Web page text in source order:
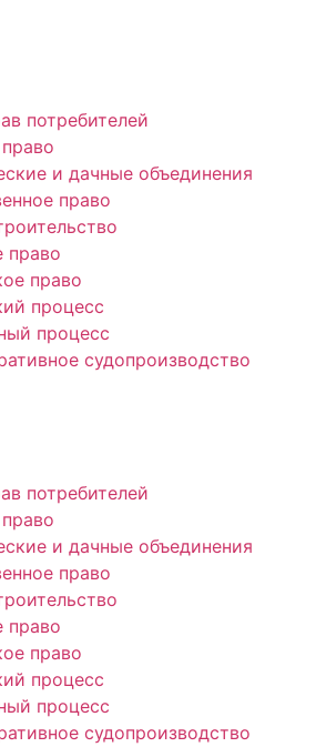
потребителей
и дачные объединения
право
право
процесс
процесс
судопроизводство
потребителей
и дачные объединения
право
право
процесс
процесс
судопроизводство